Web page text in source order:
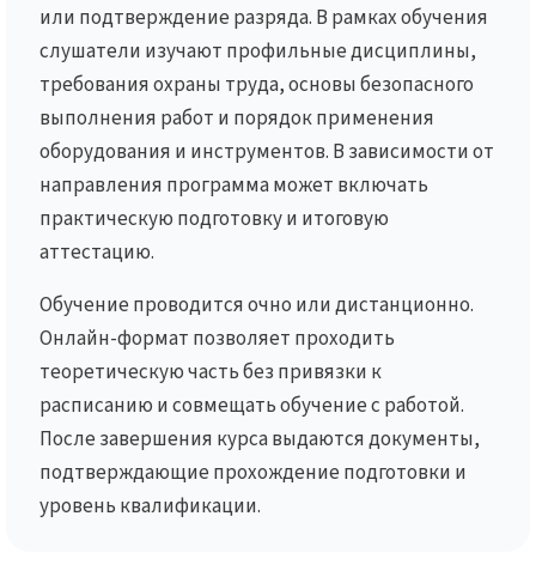
или подтверждение разряда. В рамках обучения
слушатели изучают профильные дисциплины,
требования охраны труда, основы безопасного
выполнения работ и порядок применения
оборудования и инструментов. В зависимости от
направления программа может включать
практическую подготовку и итоговую
аттестацию.
Обучение проводится очно или дистанционно.
Онлайн-формат позволяет проходить
теоретическую часть без привязки к
расписанию и совмещать обучение с работой.
После завершения курса выдаются документы,
подтверждающие прохождение подготовки и
уровень квалификации.